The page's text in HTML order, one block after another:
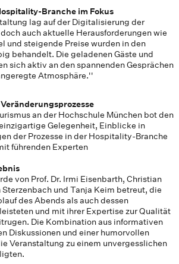
Branche im Fokus
lag auf der Digitalisierung der
auch aktuelle Herausforderungen wie
und steigende Preise wurden in den
behandelt. Die geladenen Gäste und
sich aktiv an den spannenden Gesprächen
Atmosphäre.''
an der Hochschule München bot den
Gelegenheit, Einblicke in
der Prozesse in der Hospitality-Branche
führenden Experten
von Prof. Dr. Irmi Eisenbarth, Christian
Sterzenbach und Tanja Keim betreut, die
des Abends als auch dessen
und mit ihrer Expertise zur Qualität
Die Kombination aus informativen
Diskussionen und einer humorvollen
Veranstaltung zu einem unvergesslichen